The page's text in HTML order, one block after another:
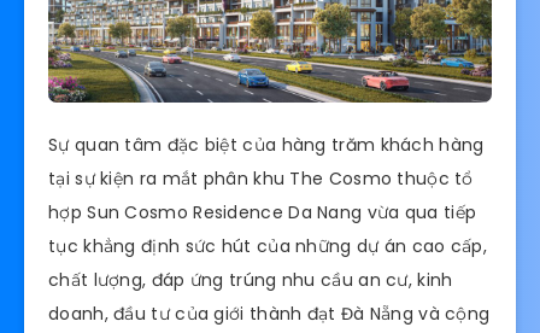
Sự quan tâm đặc biệt của hàng trăm khách hàng
tại sự kiện ra mắt phân khu The Cosmo thuộc tổ
hợp Sun Cosmo Residence Da Nang vừa qua tiếp
tục khẳng định sức hút của những dự án cao cấp,
chất lượng, đáp ứng trúng nhu cầu an cư, kinh
doanh, đầu tư của giới thành đạt Đà Nẵng và cộng